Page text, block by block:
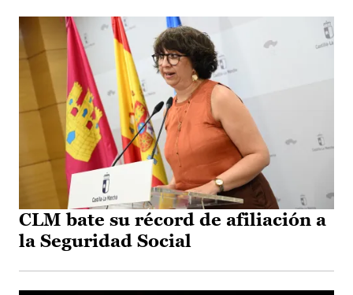
CLM bate su récord de afiliación a
la Seguridad Social